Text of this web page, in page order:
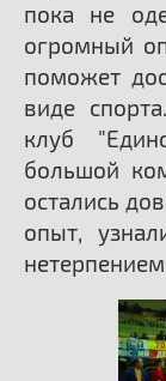
пока не
огромный
поможет
виде
клуб
большой
остались
опыт,